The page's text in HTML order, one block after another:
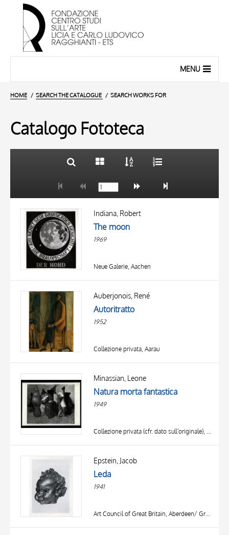
MENU
HOME SEARCH THE CATALOGUE SEARCH WORKS FOR
Catalogo Fototeca
AUTHOR
Indiana, Robert
The moon
1969
Neue Galerie, Aachen
Auberjonois, René
Autoritratto
1952
Collezione privata, Aarau
Minassian, Leone
Natura morta fantastica
1949
Epstein, Jacob
Leda
1941